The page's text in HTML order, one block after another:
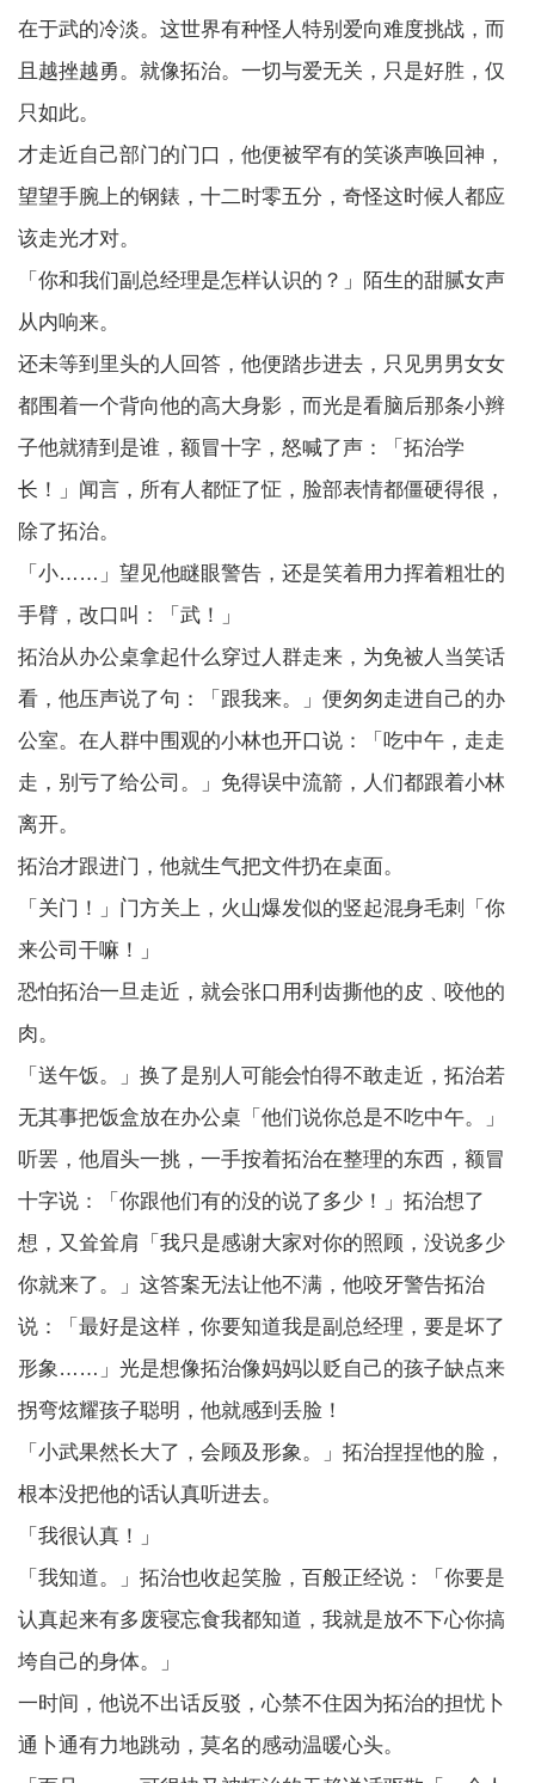
在于武的冷淡。这世界有种怪人特别爱向难度挑战，而
且越挫越勇。就像拓治。一切与爱无关，只是好胜，仅
只如此。
才走近自己部门的门口，他便被罕有的笑谈声唤回神，
望望手腕上的钢錶，十二时零五分，奇怪这时候人都应
该走光才对。
「你和我们副总经理是怎样认识的？」陌生的甜腻女声
从内响来。
还未等到里头的人回答，他便踏步进去，只见男男女女
都围着一个背向他的高大身影，而光是看脑后那条小辫
子他就猜到是谁，额冒十字，怒喊了声：「拓治学
长！」闻言，所有人都怔了怔，脸部表情都僵硬得很，
除了拓治。
「小……」望见他瞇眼警告，还是笑着用力挥着粗壮的
手臂，改口叫：「武！」
拓治从办公桌拿起什么穿过人群走来，为免被人当笑话
看，他压声说了句：「跟我来。」便匆匆走进自己的办
公室。在人群中围观的小林也开口说：「吃中午，走走
走，别亏了给公司。」免得误中流箭，人们都跟着小林
离开。
拓治才跟进门，他就生气把文件扔在桌面。
「关门！」门方关上，火山爆发似的竖起混身毛刺「你
来公司干嘛！」
恐怕拓治一旦走近，就会张口用利齿撕他的皮﹑咬他的
肉。
「送午饭。」换了是别人可能会怕得不敢走近，拓治若
无其事把饭盒放在办公桌「他们说你总是不吃中午。」
听罢，他眉头一挑，一手按着拓治在整理的东西，额冒
十字说：「你跟他们有的没的说了多少！」拓治想了
想，又耸耸肩「我只是感谢大家对你的照顾，没说多少
你就来了。」这答案无法让他不满，他咬牙警告拓治
说：「最好是这样，你要知道我是副总经理，要是坏了
形象……」光是想像拓治像妈妈以贬自己的孩子缺点来
拐弯炫耀孩子聪明，他就感到丢脸！
「小武果然长大了，会顾及形象。」拓治捏捏他的脸，
根本没把他的话认真听进去。
「我很认真！」
「我知道。」拓治也收起笑脸，百般正经说：「你要是
认真起来有多废寝忘食我都知道，我就是放不下心你搞
垮自己的身体。」
一时间，他说不出话反驳，心禁不住因为拓治的担忧卜
通卜通有力地跳动，莫名的感动温暖心头。